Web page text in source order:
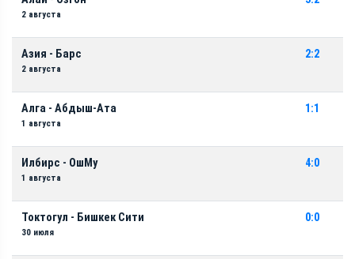
2 августа
Азия - Барс
2 августа
2:2
Алга - Абдыш-Ата
1 августа
1:1
Илбирс - ОшМу
1 августа
4:0
Токтогул - Бишкек Сити
30 июля
0:0